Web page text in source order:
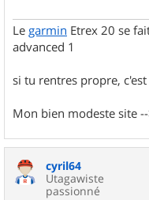
Le garmin Etrex 20 se
advanced 1
si tu rentres propre,
Mon bien modeste site
cyril64
Utagawiste
passionné